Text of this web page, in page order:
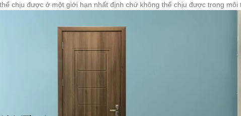
chịu được ở một giới hạn nhất định chứ không thể chịu được trong